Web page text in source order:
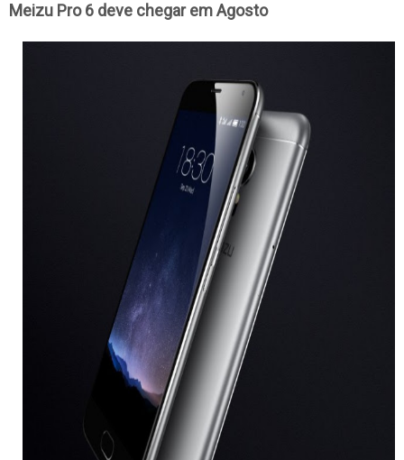
Meizu Pro 6 deve chegar em Agosto